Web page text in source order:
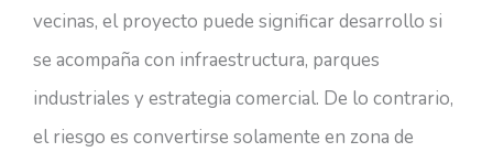
vecinas, el proyecto puede significar desarrollo si
se acompaña con infraestructura, parques
industriales y estrategia comercial. De lo contrario,
el riesgo es convertirse solamente en zona de